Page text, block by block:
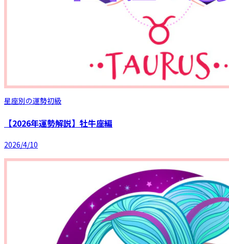
星座別の運勢初級
【2026年運勢解説】牡牛座編
2026/4/10